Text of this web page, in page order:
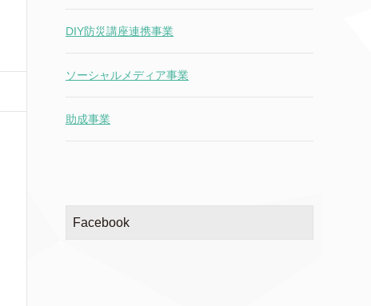
DIY防災講座連携事業
ソーシャルメディア事業
助成事業
Facebook